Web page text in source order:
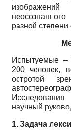
разной степени
Испытуемые –
200 человек,
остротой
научный
1. Задача